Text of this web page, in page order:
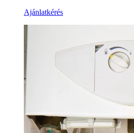
Ajánlatkérés